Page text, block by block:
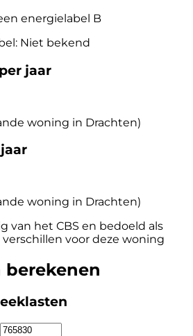
energielabel B
Niet bekend
jaar
woning in Drachten)
woning in Drachten)
van het CBS en bedoeld als
voor deze woning
berekenen